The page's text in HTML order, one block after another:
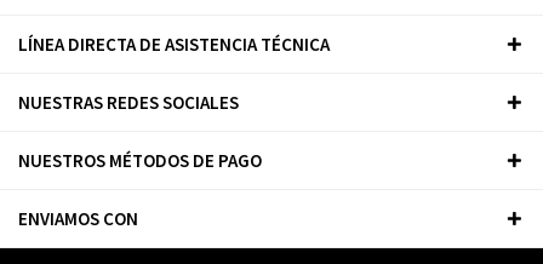
LÍNEA DIRECTA DE ASISTENCIA TÉCNICA
NUESTRAS REDES SOCIALES
NUESTROS MÉTODOS DE PAGO
ENVIAMOS CON